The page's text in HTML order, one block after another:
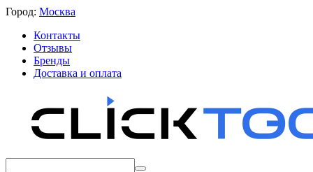
Город: Москва
Контакты
Отзывы
Бренды
Доставка и оплата